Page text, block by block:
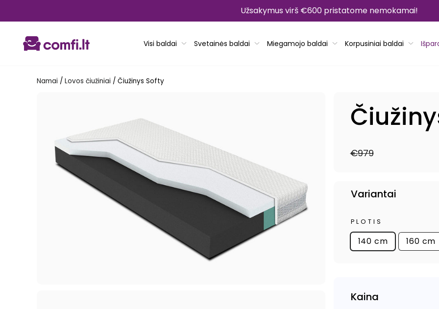
Užsakymus virš €600 pristatome nemokamai!
Visi baldai Svetainės baldai Miegamojo baldai Korpusiniai baldai
Namai / Lovos čiužiniai / Čiužinys Softy
€979
Variantai
PLOTIS
140 cm 160 cm
Kaina